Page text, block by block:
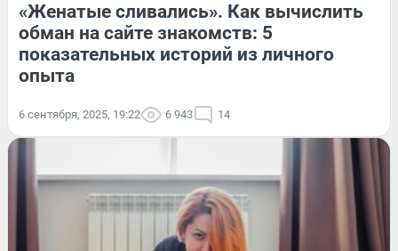
«Женатые сливались». Как вычислить
обман на сайте знакомств: 5
показательных историй из личного
опыта
6 сентября, 2025, 19:22 6 943 14